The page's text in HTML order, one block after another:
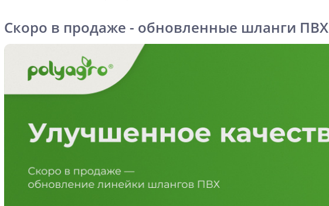
Скоро в продаже - обновленные шланги ПВХ